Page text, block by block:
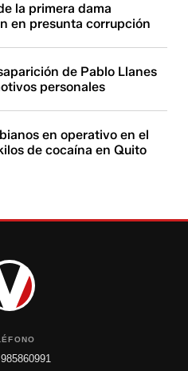
la primera dama
en presunta corrupción
de Pablo Llanes
personales
en operativo en el
de cocaína en Quito